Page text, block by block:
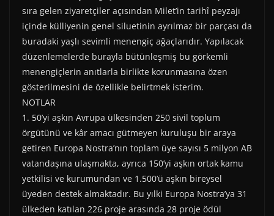
sıra gelen ziyaretçiler açısından Milet’in tarihî peyzajı
içinde külliyenin genel siluetinin ayrılmaz bir parçası da
buradaki yaşlı sevimli menengiç ağaçlarıdır. Yapılacak
düzenlemelerde burayla bütünleşmiş bu görkemli
menengiçlerin anıtlarla birlikte korunmasına özen
gösterilmesini de özellikle belirtmek isterim.
NOTLAR
1. 50’yi aşkın Avrupa ülkesinden 250 sivil toplum
örgütünü ve kâr amacı gütmeyen kuruluşu bir araya
getiren Europa Nostra’nın toplam üye sayısı 5 milyon AB
vatandaşına ulaşmakta, ayrıca 150’yi aşkın ortak kamu
yetkilisi ve kurumundan ve 1.500’ü aşkın bireysel
üyeden destek almaktadır. Bu yılki Europa Nostra’ya 31
ülkeden katılan 226 proje arasında 28 proje ödül